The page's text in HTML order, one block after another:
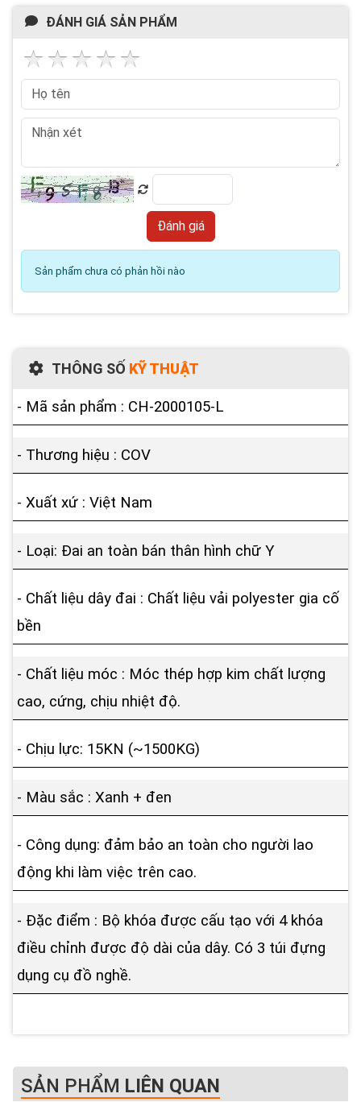
ĐÁNH GIÁ SẢN PHẨM
Sản phẩm chưa có phản hồi nào
THÔNG SỐ KỸ THUẬT
- Mã sản phẩm : CH-2000105-L
- Thương hiệu : COV
- Xuất xứ : Việt Nam
- Loại: Đai an toàn bán thân hình chữ Y
- Chất liệu dây đai : Chất liệu vải polyester gia cố
bền
- Chất liệu móc : Móc thép hợp kim chất lượng
cao, cứng, chịu nhiệt độ.
- Chịu lực: 15KN (~1500KG)
- Màu sắc : Xanh + đen
- Công dụng: đảm bảo an toàn cho người lao
động khi làm việc trên cao.
- Đặc điểm : Bộ khóa được cấu tạo với 4 khóa
điều chỉnh được độ dài của dây. Có 3 túi đựng
dụng cụ đồ nghề.
SẢN PHẨM LIÊN QUAN